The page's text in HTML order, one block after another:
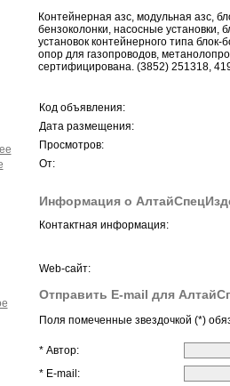
Контейнерная азс, модульная азс,
бензоколонки, насосные установки,
установок контейнерного типа
опор для газопроводов,
сертифицирована. (3852) 251318,
Код объявления:
Дата размещения:
Просмотров:
От:
Информация о
Контактная информация:
Web-сайт:
Отправить E-mail для
Поля помеченные звездочкой (*)
* Автор:
* E-mail: